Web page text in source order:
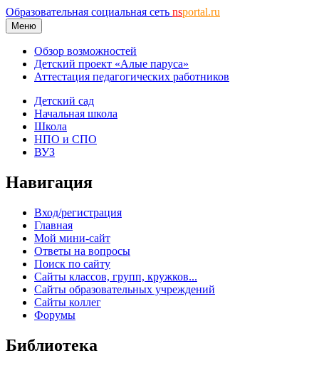
Образовательная социальная сеть nsportal.ru
Меню
Обзор возможностей
Детский проект «Алые паруса»
Аттестация педагогических работников
Детский сад
Начальная школа
Школа
НПО и СПО
ВУЗ
Навигация
Вход/регистрация
Главная
Мой мини-сайт
Ответы на вопросы
Поиск по сайту
Сайты классов, групп, кружков...
Сайты образовательных учреждений
Сайты коллег
Форумы
Библиотека